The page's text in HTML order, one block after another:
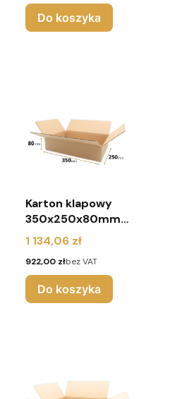
Do koszyka
Karton klapowy
350x250x80mm
(paleta 1200
sztuk)
Cena
1 134,06 zł
Cena
922,00 złbez VAT
Do koszyka